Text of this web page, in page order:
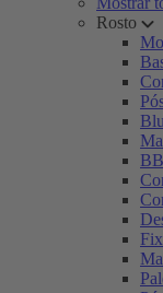
Rosto